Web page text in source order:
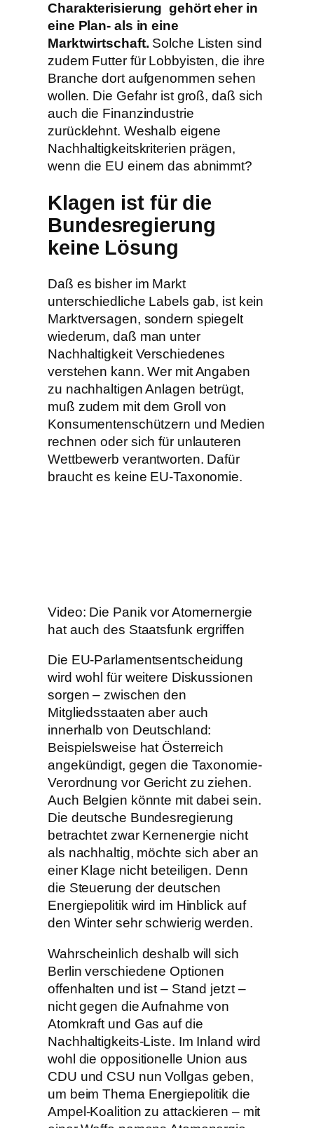
Charakterisierung gehört eher in
eine Plan- als in eine
Marktwirtschaft. Solche Listen sind
zudem Futter für Lobbyisten, die ihre
Branche dort aufgenommen sehen
wollen. Die Gefahr ist groß, daß sich
auch die Finanzindustrie
zurücklehnt. Weshalb eigene
Nachhaltigkeitskriterien prägen,
wenn die EU einem das abnimmt?
Klagen ist für die
Bundesregierung
keine Lösung
Daß es bisher im Markt
unterschiedliche Labels gab, ist kein
Marktversagen, sondern spiegelt
wiederum, daß man unter
Nachhaltigkeit Verschiedenes
verstehen kann. Wer mit Angaben
zu nachhaltigen Anlagen betrügt,
muß zudem mit dem Groll von
Konsumentenschützern und Medien
rechnen oder sich für unlauteren
Wettbewerb verantworten. Dafür
braucht es keine EU-Taxonomie.
Video: Die Panik vor Atomernergie
hat auch des Staatsfunk ergriffen
Die EU-Parlamentsentscheidung
wird wohl für weitere Diskussionen
sorgen – zwischen den
Mitgliedsstaaten aber auch
innerhalb von Deutschland:
Beispielsweise hat Österreich
angekündigt, gegen die Taxonomie-
Verordnung vor Gericht zu ziehen.
Auch Belgien könnte mit dabei sein.
Die deutsche Bundesregierung
betrachtet zwar Kernenergie nicht
als nachhaltig, möchte sich aber an
einer Klage nicht beteiligen. Denn
die Steuerung der deutschen
Energiepolitik wird im Hinblick auf
den Winter sehr schwierig werden.
Wahrscheinlich deshalb will sich
Berlin verschiedene Optionen
offenhalten und ist – Stand jetzt –
nicht gegen die Aufnahme von
Atomkraft und Gas auf die
Nachhaltigkeits-Liste. Im Inland wird
wohl die oppositionelle Union aus
CDU und CSU nun Vollgas geben,
um beim Thema Energiepolitik die
Ampel-Koalition zu attackieren – mit